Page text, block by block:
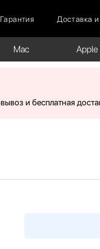
Гарантия Доставка
Mac Apple
и бесплатная